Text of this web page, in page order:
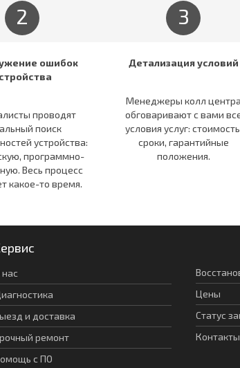
2
ошибок
проводят
поиск
устройства:
программно-
Весь процесс
какое-то время.
3
Детализация условий
Менеджеры колл центра
обговаривают c вами
условия услуг:
сроки, гарантийные
положения.
и доставка
ремонт
с ПО
Цены
Статус
Контакты